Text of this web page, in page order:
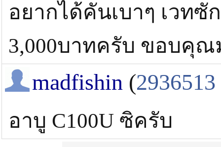
อยากได้คันเบาๆ เวทซั
3,000บาทครับ ขอบคุ
madfishin (2936513
อาบู C100U ซิครับ